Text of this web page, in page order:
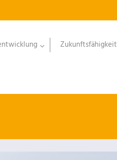
Zukunftsfähigkeit